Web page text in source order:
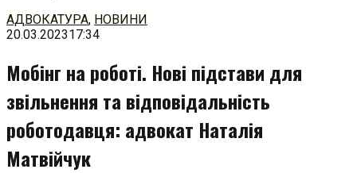
Перейти
до
АДВОКАТУРА, НОВИНИ
20.03.202317:34
Мобінг на роботі. Нові підстави для
звільнення та відповідальність
роботодавця: адвокат Наталія
Матвійчук